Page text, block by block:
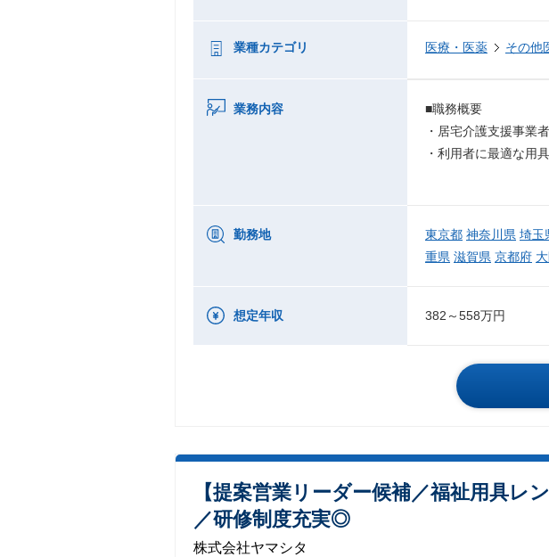
業種カテゴリ 医療・医薬 その他
業務内容
■職務概要
・居宅介護支援事業
・利用者に最適な用
勤務地 東京都 神奈川県 埼玉
重県 滋賀県 京都府
想定年収 382～558万円
【提案営業リーダー候補／福祉用具
／研修制度充実◎
株式会社ヤマシタ